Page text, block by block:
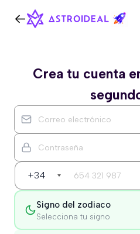
Crea tu cuenta
+34
Signo del zodiaco
Selecciona tu signo